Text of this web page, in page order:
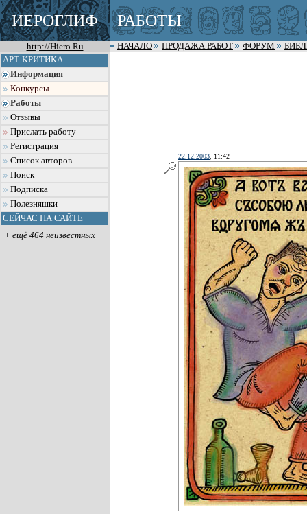
ИЕРОГЛИФ РАБОТЫ
http://Hiero.Ru НАЧАЛО ПРОДАЖА РАБОТ ФОРУМ
АРТ-КРИТИКА
Информация
Конкурсы
Работы
Отзывы
Прислать работу
Регистрация
Список авторов
Поиск
Подписка
Полезняшки
СЕЙЧАС НА САЙТЕ
+ ещё 464 неизвестных
22.12.2003 , 11:42